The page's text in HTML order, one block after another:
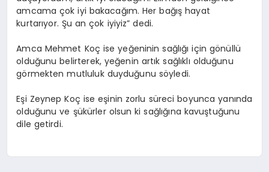
amcama çok iyi bakacağım. Her bağış hayat
kurtarıyor. Şu an çok iyiyiz” dedi.
Amca Mehmet Koç ise yeğeninin sağlığı için gönüllü
olduğunu belirterek, yeğenin artık sağlıklı olduğunu
görmekten mutluluk duyduğunu söyledi.
Eşi Zeynep Koç ise eşinin zorlu süreci boyunca yanında
olduğunu ve şükürler olsun ki sağlığına kavuştuğunu
dile getirdi.